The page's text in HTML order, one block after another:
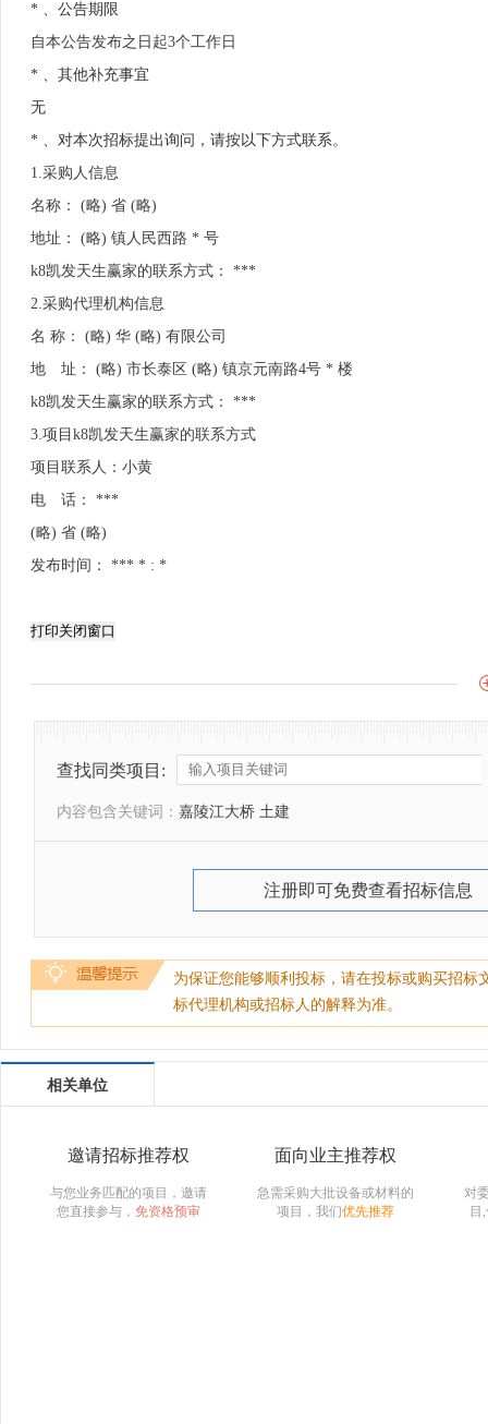
* 、公告期限
自本公告发布之日起3个工作日
* 、其他补充事宜
无
* 、对本次招标提出询问，请按以下方式联系。
1.采购人信息
名称： (略) 省 (略)
地址： (略) 镇人民西路 * 号
k8凯发天生赢家的联系方式： ***
2.采购代理机构信息
名 称： (略) 华 (略) 有限公司
地 址： (略) 市长泰区 (略) 镇京元南路4号 * 楼
k8凯发天生赢家的联系方式： ***
3.项目k8凯发天生赢家的联系方式
项目联系人：小黄
电 话： ***
(略) 省 (略)
发布时间： *** * : *
打印关闭窗口
查找同类项目:
内容包含关键词： 嘉陵江大桥 土建
注册即可免费查看招标信息
为保证您能够顺利投标，请在投标或购买招
标代理机构或招标人的解释为准。
相关单位
邀请招标推荐权
与您业务匹配的项目，邀请
您直接参与， 免资格预审
面向业主推荐权
急需采购大批设备或材料的
项目，我们优先推荐
对
目